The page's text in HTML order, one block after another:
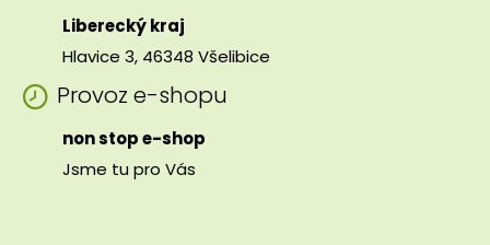
Liberecký kraj
Hlavice 3, 46348 Všelibice
Provoz e-shopu
non stop e-shop
Jsme tu pro Vás